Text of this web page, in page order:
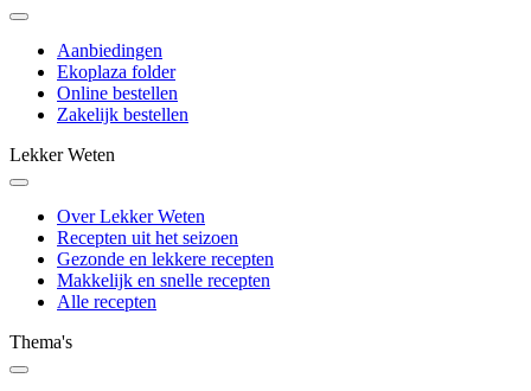
Aanbiedingen
Ekoplaza folder
Online bestellen
Zakelijk bestellen
Lekker Weten
Over Lekker Weten
Recepten uit het seizoen
Gezonde en lekkere recepten
Makkelijk en snelle recepten
Alle recepten
Thema's